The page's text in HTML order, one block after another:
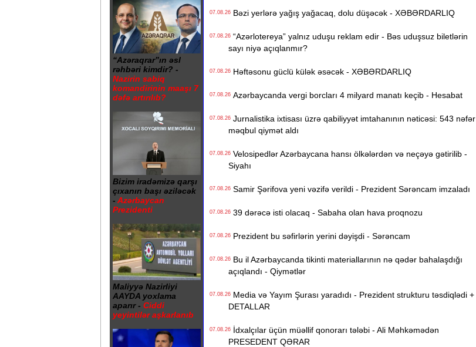
“Azəraqrar”ın əsl
rəhbəri kimdir? -
Nazirin sabiq
komandirinin maaşı 7
dəfə artırılıb?
Bizim iradəmizə qarşı
çıxanın başı əziləcək
- Azərbaycan
Prezidenti
Maliyyə Nazirliyi
AAYDA yoxlama
aparır - Ciddi
yeyintilər aşkarlanıb
07.08.26Bəzi yerlərə yağış yağacaq, dolu düşəcək - XƏBƏRDARLIQ
07.08.26“Azərlotereya” yalnız uduşu reklam edir - Bəs uduşsuz biletlərin
sayı niyə açıqlanmır?
07.08.26Həftəsonu güclü külək əsəcək - XƏBƏRDARLIQ
07.08.26Azərbaycanda vergi borcları 4 milyard manatı keçib - Hesabat
07.08.26Jurnalistika ixtisası üzrə qabiliyyət imtahanının nəticəsi: 543 nəfər
məqbul qiymət aldı
07.08.26Velosipedlər Azərbaycana hansı ölkələrdən və neçəyə gətirilib -
Siyahı
07.08.26Samir Şərifova yeni vəzifə verildi - Prezident Sərəncam imzaladı
07.08.2639 dərəcə isti olacaq - Sabaha olan hava proqnozu
07.08.26Prezident bu səfirlərin yerini dəyişdi - Sərəncam
07.08.26Bu il Azərbaycanda tikinti materiallarının nə qədər bahalaşdığı
açıqlandı - Qiymətlər
07.08.26Media və Yayım Şurası yaradıdı - Prezident strukturu təsdiqlədi +
DETALLAR
07.08.26İdxalçılar üçün müəllif qonorarı tələbi - Ali Məhkəmədən
PRESEDENT QƏRAR